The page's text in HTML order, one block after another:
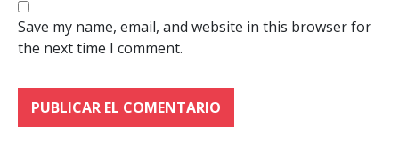
Save my name, email, and website in this browser for
the next time I comment.